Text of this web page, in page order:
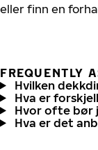
eller finn en
FREQUENTLY
Hvilken
Hva er
Hvor ofte bør
Hva er det